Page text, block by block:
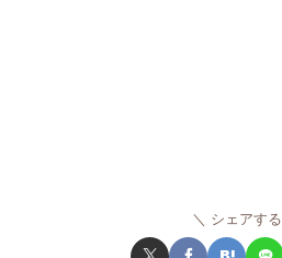
シェアする